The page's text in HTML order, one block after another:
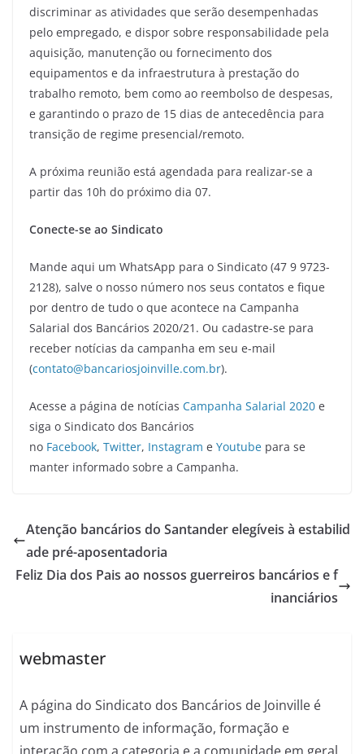
discriminar as atividades que serão desempenhadas
pelo empregado, e dispor sobre responsabilidade pela
aquisição, manutenção ou fornecimento dos
equipamentos e da infraestrutura à prestação do
trabalho remoto, bem como ao reembolso de despesas,
e garantindo o prazo de 15 dias de antecedência para
transição de regime presencial/remoto.
A próxima reunião está agendada para realizar-se a
partir das 10h do próximo dia 07.
Conecte-se ao Sindicato
Mande aqui um WhatsApp para o Sindicato (47 9 9723-
2128), salve o nosso número nos seus contatos e fique
por dentro de tudo o que acontece na Campanha
Salarial dos Bancários 2020/21. Ou cadastre-se para
receber notícias da campanha em seu e-mail
(contato@bancariosjoinville.com.br).
Acesse a página de notícias Campanha Salarial 2020 e
siga o Sindicato dos Bancários
no Facebook, Twitter, Instagram e Youtube para se
manter informado sobre a Campanha.
Atenção bancários do Santander elegíveis à estabilid
ade pré-aposentadoria
Feliz Dia dos Pais ao nossos guerreiros bancários e f
inanciários
webmaster
A página do Sindicato dos Bancários de Joinville é
um instrumento de informação, formação e